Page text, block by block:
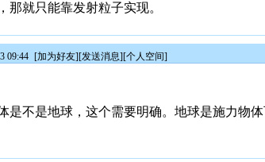
就只能靠发射粒子实现。
09:44 [加为好友][发送消息][个人空间]
是不是地球，这个需要明确。地球是施力物